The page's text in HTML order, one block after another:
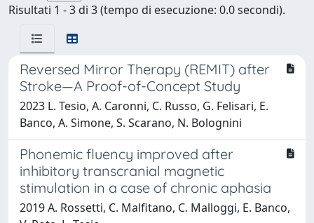
Risultati 1 - 3 di 3 (tempo di esecuzione: 0.0 secondi).
Reversed Mirror Therapy (REMIT) after
Stroke—A Proof-of-Concept Study
2023 L. Tesio, A. Caronni, C. Russo, G. Felisari, E.
Banco, A. Simone, S. Scarano, N. Bolognini
Phonemic fluency improved after
inhibitory transcranial magnetic
stimulation in a case of chronic aphasia
2019 A. Rossetti, C. Malfitano, C. Malloggi, E. Banco,